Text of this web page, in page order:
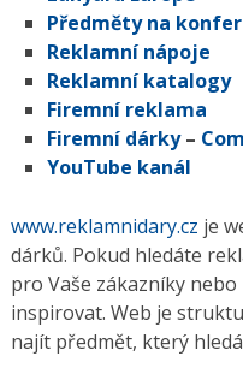
Předměty na
Reklamní nápoje
Reklamní katalogy
Firemní reklama
Firemní dárky–
YouTube kanál
www.reklamnidary.cz je
dárků. Pokud hledáte
pro Vaše zákazníky
inspirovat. Web je
najít předmět, který